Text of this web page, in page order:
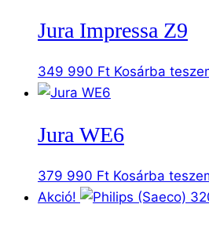
Jura Impressa Z9
349 990 Ft Kosárba
Jura WE6
379 990 Ft Kosárba
Akció!